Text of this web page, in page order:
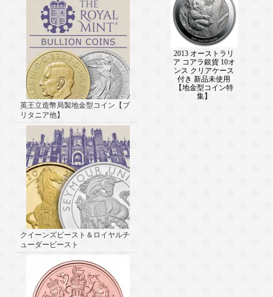
英王立造幣局製地金型コイン【ブ
リタニア他】
クイーンズビースト＆ロイヤルチ
ューダービースト
2013 オーストラリ
ア コアラ銀貨 10オ
ンス クリアケース
付き 新品未使用
【地金型コイン特
集】